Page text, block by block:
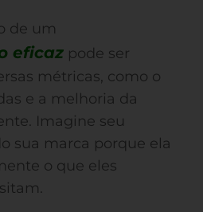
de um
eficaz pode ser
métricas, como o
e a melhoria da
Imagine seu
sua marca porque ela
o que eles